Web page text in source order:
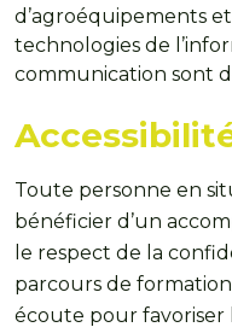
d’agroéquipements
technologies de
communication sont
Toute personne en
bénéficier d’un
le respect de la
parcours de
écoute pour favoriser